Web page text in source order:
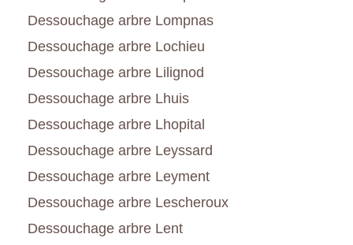
Dessouchage arbre Lompnas
Dessouchage arbre Lochieu
Dessouchage arbre Lilignod
Dessouchage arbre Lhuis
Dessouchage arbre Lhopital
Dessouchage arbre Leyssard
Dessouchage arbre Leyment
Dessouchage arbre Lescheroux
Dessouchage arbre Lent